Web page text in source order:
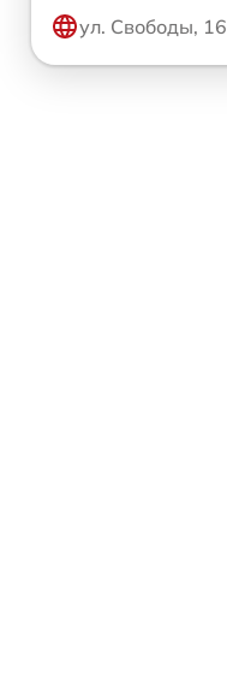
ул. Свободы, 16